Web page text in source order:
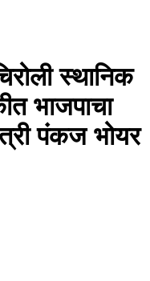
स्थानिक
भाजपाचा
पंकज भोयर